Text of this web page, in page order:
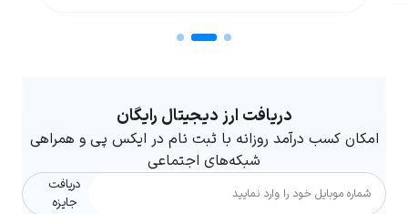
دریافت ارز دیجیتال رایگان
امکان کسب درآمد روزانه با ثبت نام در ایکس پی و همراهی
شبکه‌های اجتماعی
شماره موبایل
دریافت
جایزه